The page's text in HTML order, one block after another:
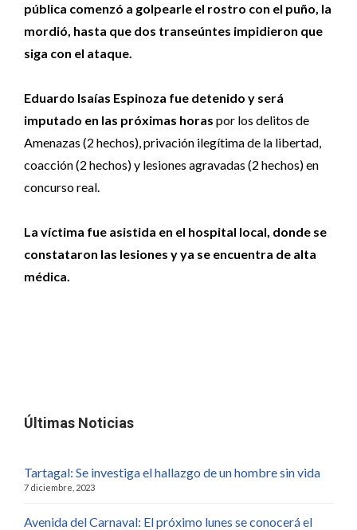
pública comenzó a golpearle el rostro con el puño, la
mordió, hasta que dos transeúntes impidieron que
siga con el ataque.
Eduardo Isaías Espinoza fue detenido y será
imputado en las próximas horas por los delitos de
Amenazas (2 hechos), privación ilegítima de la libertad,
coacción (2 hechos) y lesiones agravadas (2 hechos) en
concurso real.
La víctima fue asistida en el hospital local, donde se
constataron las lesiones y ya se encuentra de alta
médica.
Últimas Noticias
Tartagal: Se investiga el hallazgo de un hombre sin vida
7 diciembre, 2023
Avenida del Carnaval: El próximo lunes se conocerá el